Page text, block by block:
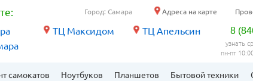
Город: Самара Адреса на карте
ТЦ Максидом
ТЦ Апельсин
8 (
узнать
пн-пт
самокатов Ноутбуков Планшетов Бытовой техники